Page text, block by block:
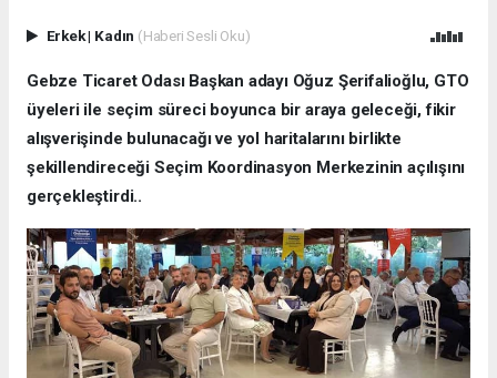
Erkek| Kadın (Haberi Sesli Oku)
Gebze Ticaret Odası Başkan adayı Oğuz Şerifalioğlu, GTO
üyeleri ile seçim süreci boyunca bir araya geleceği, fikir
alışverişinde bulunacağı ve yol haritalarını birlikte
şekillendireceği Seçim Koordinasyon Merkezinin açılışını
gerçekleştirdi..